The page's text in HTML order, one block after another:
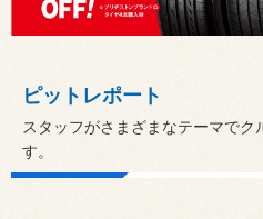
ピットレポート
スタッフがさまざまなテーマでク
す。